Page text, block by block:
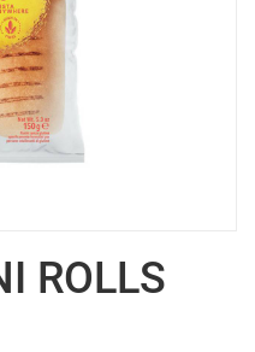
ROLLS